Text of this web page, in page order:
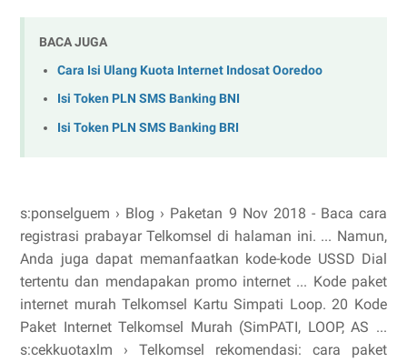
BACA JUGA
Cara Isi Ulang Kuota Internet Indosat Ooredoo
Isi Token PLN SMS Banking BNI
Isi Token PLN SMS Banking BRI
s:ponselguem › Blog › Paketan 9 Nov 2018 - Baca cara
registrasi prabayar Telkomsel di halaman ini. ... Namun,
Anda juga dapat memanfaatkan kode-kode USSD Dial
tertentu dan mendapakan promo internet ... Kode paket
internet murah Telkomsel Kartu Simpati Loop. 20 Kode
Paket Internet Telkomsel Murah (SimPATI, LOOP, AS ...
s:cekkuotaxlm › Telkomsel rekomendasi: cara paket